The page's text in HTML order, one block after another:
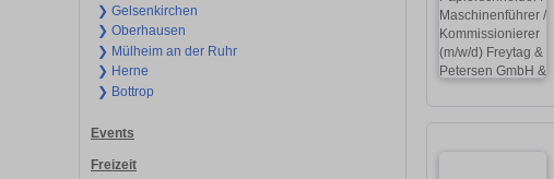
❯ Gelsenkirchen
❯ Oberhausen
❯ Mülheim an der Ruhr
❯ Herne
❯ Bottrop
Events
Freizeit